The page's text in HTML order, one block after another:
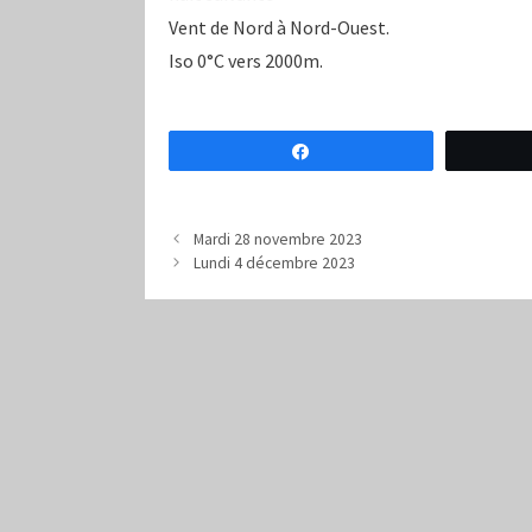
Vent de Nord à Nord-Ouest.
Iso 0°C vers 2000m.
Mardi 28 novembre 2023
Lundi 4 décembre 2023